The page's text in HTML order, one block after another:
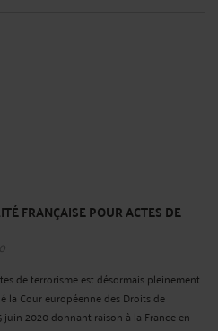
FRANÇAISE POUR ACTES DE
de terrorisme est désormais pleinement
la Cour européenne des Droits de
2020 donnant raison à la France en